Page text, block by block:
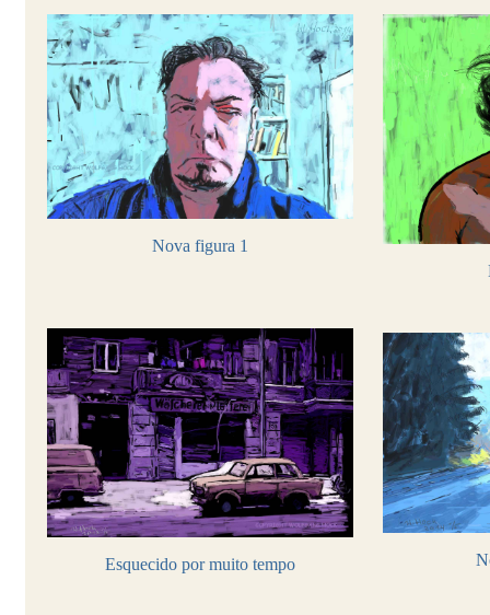
Nova figura 1
Esquecido por muito tempo